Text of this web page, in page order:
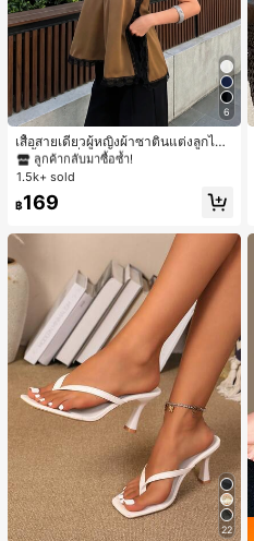
6
เสื้อสายเดี่ยวผู้หญิงผ้าซาตินแต่งลูกไม้
- เสื้อสายเดี่ยวฤดูร้อนสีคากีมีรอยผ่าด้า
นข้างที่น่าดึงดูดแบบสบายๆ
#1 ขายดี
ใน สีกากี เสื้อสตรี เสื้อเบลาส์ & Tee
ลูกค้ากลับมาซื้อซ้ำ!
220+ พูดว่า "คุณภาพเนื้อผ้าดี"
#1 ขายดี
ลูกค้ากลับมาซื้อซ้ำ!
220+ พูดว่า "คุณภาพเนื้อผ้าดี"
#1 ขายดี
ลูกค้ากลับมาซื้อซ้ำ!
220+ พูดว่า "คุณภาพเนื้อผ้าดี"
#1 ขายดี
ใน สีกากี เสื้อสตรี เสื้อเบลาส์ & Tee
220+ พูดว่า "คุณภาพเนื้อผ้าดี"
1.5k+ sold
฿169
22